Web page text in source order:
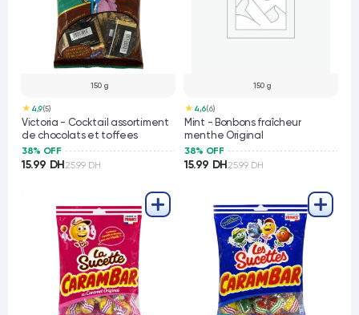
150 g
★ 4,9(5)
Victoria - Cocktail assortiment
de chocolats et toffees
38% OFF
15.99 DH 25.99 DH
150 g
★ 4,6(6)
Mint - Bonbons fraîcheur
menthe Original
38% OFF
15.99 DH 25.99 DH